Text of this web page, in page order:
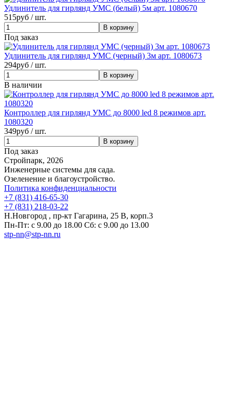
Удлинитель для гирлянд УМС (белый) 5м арт. 1080670
515руб / шт.
Под заказ
Удлинитель для гирлянд УМС (черный) 3м арт. 1080673
294руб / шт.
В наличии
Контроллер для гирлянд УМС до 8000 led 8 режимов арт.
1080320
349руб / шт.
Под заказ
Стройпарк, 2026
Инженерные системы для сада.
Озеленение и благоустройство.
Политика конфиденциальности
+7 (831) 416-65-30
+7 (831) 218-03-22
Н.Новгород , пр-кт Гагарина, 25 В, корп.3
Пн-Пт: с 9.00 до 18.00 Сб: с 9.00 до 13.00
stp-nn@stp-nn.ru